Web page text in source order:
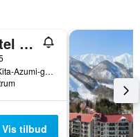
Petit Hotel Shitaka
4402,Hokujo,Kita-Azumi-gun, Hakuba, Japan
Vis tilbud